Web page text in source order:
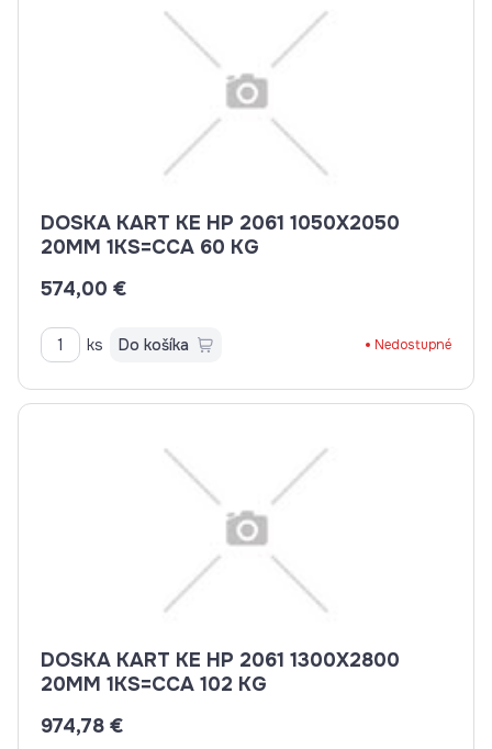
DOSKA KART KE HP 2061 1050X2050
20MM 1KS=CCA 60 KG
574,00 €
ks Do košíka Nedostupné
DOSKA KART KE HP 2061 1300X2800
20MM 1KS=CCA 102 KG
974,78 €